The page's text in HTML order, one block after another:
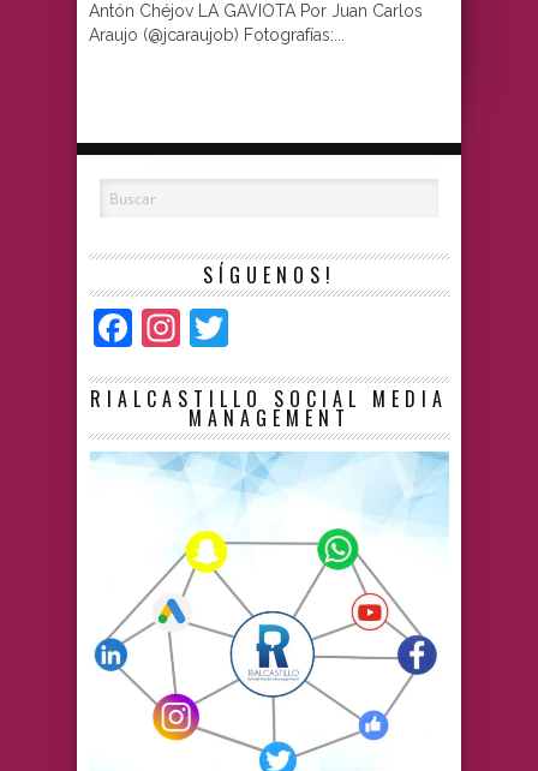
Antón Chéjov LA GAVIOTA Por Juan Carlos
Araujo (@jcaraujob) Fotografías:...
SÍGUENOS!
Facebook
Instagram
RIALCASTILLO SOCIAL MEDIA
MANAGEMENT